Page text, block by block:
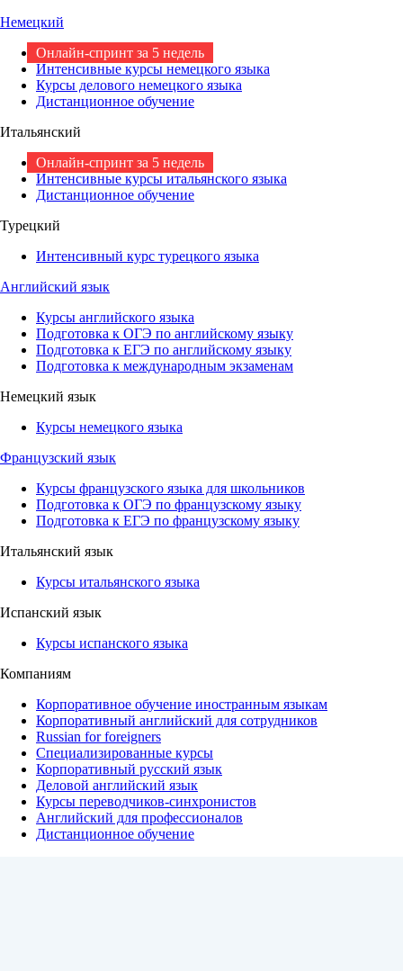
Немецкий
Онлайн-спринт за 5 недель
Интенсивные курсы немецкого языка
Курсы делового немецкого языка
Дистанционное обучение
Итальянский
Онлайн-спринт за 5 недель
Интенсивные курсы итальянского языка
Дистанционное обучение
Турецкий
Интенсивный курс турецкого языка
Английский язык
Курсы английского языка
Подготовка к ОГЭ по английскому языку
Подготовка к ЕГЭ по английскому языку
Подготовка к международным экзаменам
Немецкий язык
Курсы немецкого языка
Французский язык
Курсы французского языка для школьников
Подготовка к ОГЭ по французскому языку
Подготовка к ЕГЭ по французскому языку
Итальянский язык
Курсы итальянского языка
Испанский язык
Курсы испанского языка
Компаниям
Корпоративное обучение иностранным языкам
Корпоративный английский для сотрудников
Russian for foreigners
Специализированные курсы
Корпоративный русский язык
Деловой английский язык
Курсы переводчиков-синхронистов
Английский для профессионалов
Дистанционное обучение